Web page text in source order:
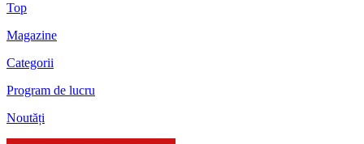
Top
Magazine
Categorii
Program de lucru
Noutăți